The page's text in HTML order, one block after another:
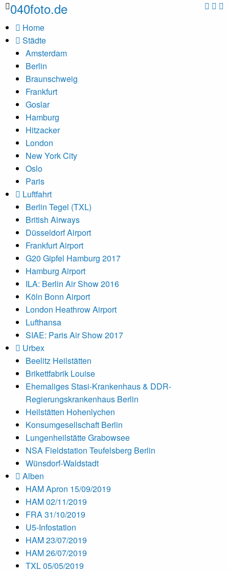
040foto.de
Home
Städte
Amsterdam
Berlin
Braunschweig
Frankfurt
Goslar
Hamburg
Hitzacker
London
New York City
Oslo
Paris
Luftfahrt
Berlin Tegel (TXL)
British Airways
Düsseldorf Airport
Frankfurt Airport
G20 Gipfel Hamburg 2017
Hamburg Airport
ILA: Berlin Air Show 2016
Köln Bonn Airport
London Heathrow Airport
Lufthansa
SIAE: Paris Air Show 2017
Urbex
Beelitz Heilstätten
Brikettfabrik Louise
Ehemaliges Stasi-Krankenhaus & DDR-
Regierungskrankenhaus Berlin
Heilstätten Hohenlychen
Konsumgesellschaft Berlin
Lungenheilstätte Grabowsee
NSA Fieldstation Teufelsberg Berlin
Wünsdorf-Waldstadt
Alben
HAM Apron 15/09/2019
HAM 02/11/2019
FRA 31/10/2019
U5-Infostation
HAM 23/07/2019
HAM 26/07/2019
TXL 05/05/2019